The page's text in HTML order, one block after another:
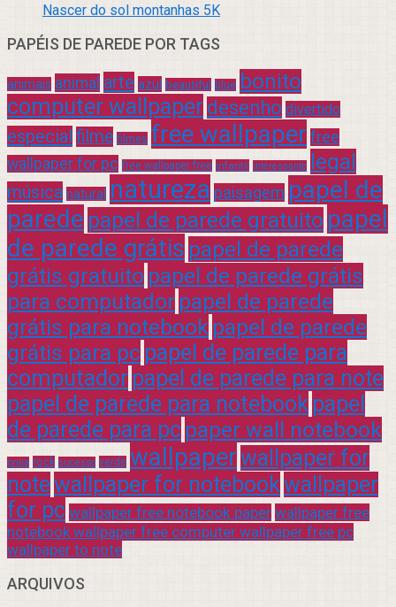
Nascer do sol montanhas 5K
PAPÉIS DE PAREDE POR TAGS
animais animal arte azul beautiful blue bonito
computer wallpaper desenho divertido
especial filme filmes free wallpaper free
wallpaper for pc free wallpaper free infantil interessante legal
música natural natureza paisagem papel de
parede papel de parede gratuito papel
de parede grátis papel de parede
grátis gratuito papel de parede grátis
para computador papel de parede
grátis para notebook papel de parede
grátis para pc papel de parede para
computador papel de parede para note
papel de parede para notebook papel
de parede para pc paper wall notebook
praia rock sucesso verde wallpaperwallpaper for
notewallpaper for notebookwallpaper
for pc wallpaper free notebook paper wallpaper free
notebook wallpaper free computer wallpaper free pc
wallpaper to note
ARQUIVOS